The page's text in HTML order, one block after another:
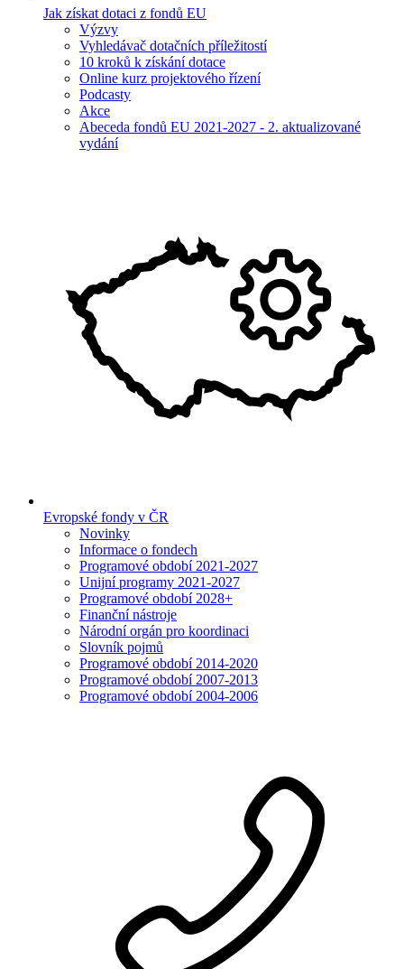
Jak získat dotaci z fondů EU
Výzvy
Vyhledávač dotačních příležitostí
10 kroků k získání dotace
Online kurz projektového řízení
Podcasty
Akce
Abeceda fondů EU 2021-2027 - 2. aktualizované
vydání
Evropské fondy v ČR
Novinky
Informace o fondech
Programové období 2021-2027
Unijní programy 2021-2027
Programové období 2028+
Finanční nástroje
Národní orgán pro koordinaci
Slovník pojmů
Programové období 2014-2020
Programové období 2007-2013
Programové období 2004-2006